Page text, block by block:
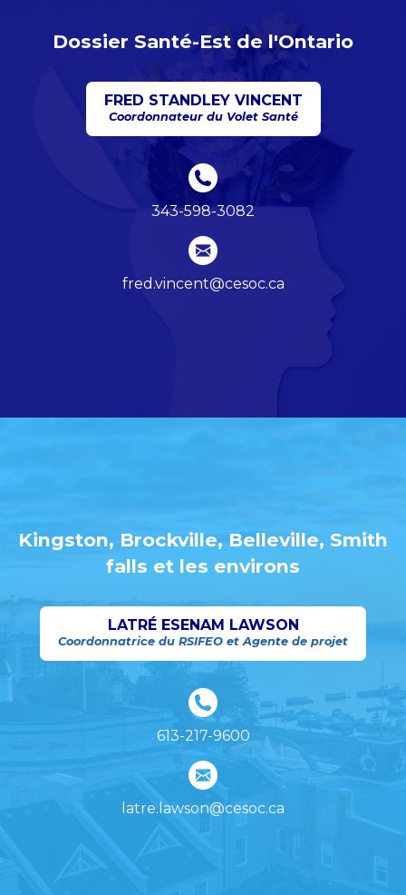
Dossier Santé-Est de l'Ontario
FRED STANDLEY VINCENT
Coordonnateur du Volet Santé
343-598-3082
fred.vincent@cesoc.ca
Kingston, Brockville, Belleville, Smith
falls et les environs
LATRÉ ESENAM LAWSON
Coordonnatrice du RSIFEO et Agente de projet
613-217-9600
latre.lawson@cesoc.ca